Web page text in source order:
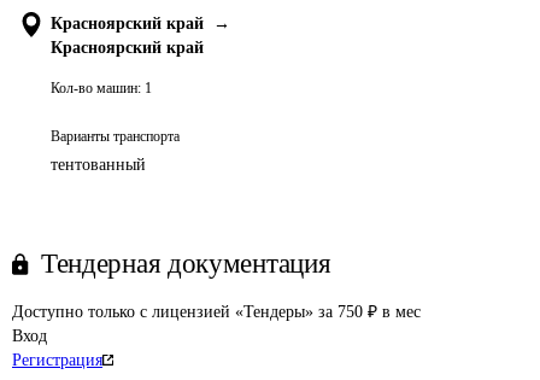
Красноярский край
→
Красноярский край
Кол-во машин: 1
Варианты транспорта
тентованный
Тендерная документация
Доступно только с лицензией «Тендеры» за 750 ₽ в мес
Вход
Регистрация